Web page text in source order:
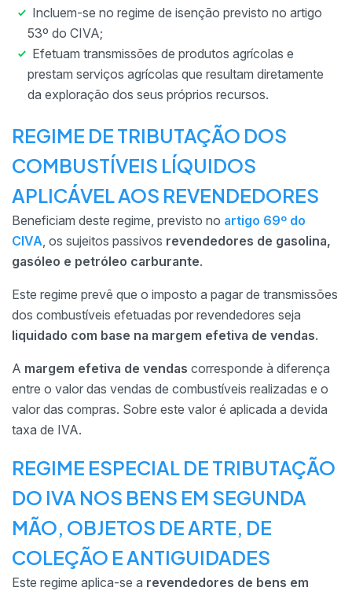
Incluem-se no regime de isenção previsto no artigo
53º do CIVA;
Efetuam transmissões de produtos agrícolas e
prestam serviços agrícolas que resultam diretamente
da exploração dos seus próprios recursos.
REGIME DE TRIBUTAÇÃO DOS
COMBUSTÍVEIS LÍQUIDOS
APLICÁVEL AOS REVENDEDORES
Beneficiam deste regime, previsto no artigo 69º do
CIVA, os sujeitos passivos revendedores de gasolina,
gasóleo e petróleo carburante.
Este regime prevê que o imposto a pagar de transmissões
dos combustíveis efetuadas por revendedores seja
liquidado com base na margem efetiva de vendas.
A margem efetiva de vendas corresponde à diferença
entre o valor das vendas de combustíveis realizadas e o
valor das compras. Sobre este valor é aplicada a devida
taxa de IVA.
REGIME ESPECIAL DE TRIBUTAÇÃO
DO IVA NOS BENS EM SEGUNDA
MÃO, OBJETOS DE ARTE, DE
COLEÇÃO E ANTIGUIDADES
Este regime aplica-se a revendedores de bens em